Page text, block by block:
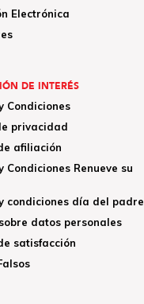
Electrónica
DE INTERÉS
Condiciones
privacidad
afiliación
Condiciones Renueve su
condiciones día del padre
datos personales
satisfacción